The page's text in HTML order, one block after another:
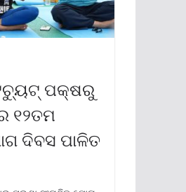
ପକ୍ଷରୁ
୧୨ତମ
ଦିବସ ପାଳିତ